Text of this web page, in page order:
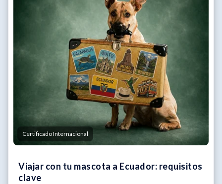
Certificado Internacional
Viajar con tu mascota a Ecuador: requisitos
clave